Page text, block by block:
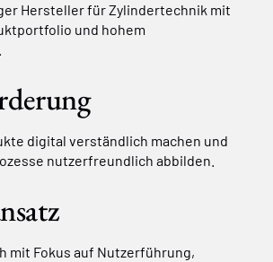
Hersteller für Zylindertechnik mit
und hohem
digital verständlich machen und
nutzerfreundlich abbilden.
mit Fokus auf Nutzerführung,